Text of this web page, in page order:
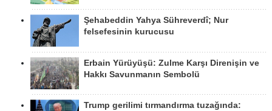
Şehabeddin Yahya Sühreverdî; Nur
felsefesinin kurucusu
Erbain Yürüyüşü: Zulme Karşı Direnişin ve
Hakkı Savunmanın Sembolü
Trump gerilimi tırmandırma tuzağında: